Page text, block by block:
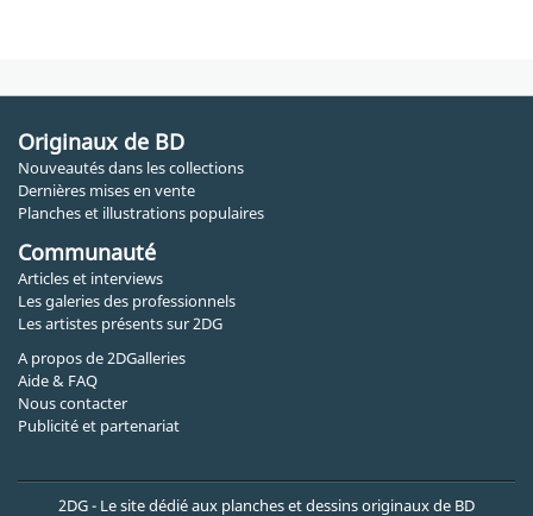
Originaux de BD
Nouveautés dans les collections
Dernières mises en vente
Planches et illustrations populaires
Communauté
Articles et interviews
Les galeries des professionnels
Les artistes présents sur 2DG
A propos de 2DGalleries
Aide & FAQ
Nous contacter
Publicité et partenariat
2DG - Le site dédié aux planches et dessins originaux de BD